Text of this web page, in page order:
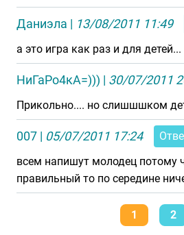
Даниэла | 13/08/2011 11:49
а это игра как раз и для
НиГаРо4кА=))) | 30/07/2011
Прикольно.... но слишшшком
007 | 05/07/2011 17:24
всем напишут молодец потому
правильный то по середине
1 2